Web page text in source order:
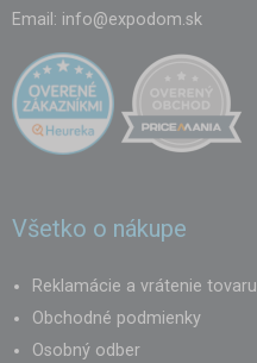
Email: info@expodom.sk
Všetko o nákupe
Reklamácie a vrátenie tovaru
Obchodné podmienky
Osobný odber